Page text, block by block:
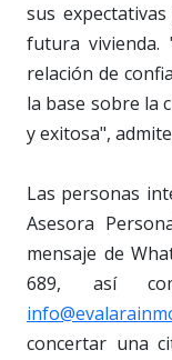
sus
futura vivienda.
relación de
la base sobre la
y exitosa",
Las personas
Asesora
mensaje de
689, así
concertar una